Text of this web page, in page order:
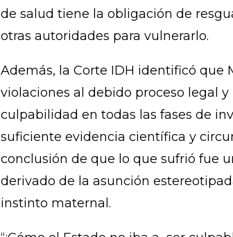
En consecuencia, la Corte
secreto profesional médico en
atención en salud reproductiva,
de salud tiene la obligación de
otras autoridades para vulnerarlo.
Además, la Corte IDH identificó
violaciones al debido proceso legal
culpabilidad en todas las fases de